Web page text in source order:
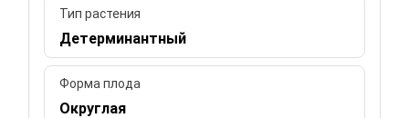
Тип растения
Детерминантный
Форма плода
Округлая